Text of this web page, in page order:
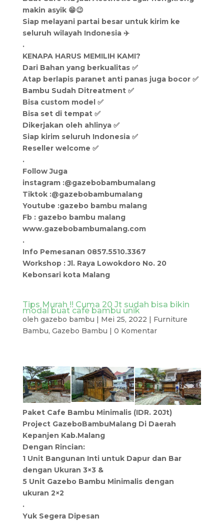
makin asyik 😁😉
Siap melayani partai besar untuk kirim ke
seluruh wilayah Indonesia ✈️
.
KENAPA HARUS MEMILIH KAMI?
Dari Bahan yang berkualitas ✅
Atap berlapis paranet anti panas juga bocor ✅
Bambu Sudah Ditreatment ✅
Bisa custom model ✅
Bisa set di tempat ✅
Dikerjakan oleh ahlinya ✅
Siap kirim seluruh Indonesia ✅
Reseller welcome ✅
.
Follow Juga
instagram :@gazebobambumalang
Tiktok :@gazebobambumalang
Youtube :gazebo bambu malang
Fb : gazebo bambu malang
www.gazebobambumalang.com
.
Info Pemesanan 0857.5510.3367
Workshop : Jl. Raya Lowokdoro No. 20
Kebonsari kota Malang
Tips Murah !! Cuma 20 Jt sudah bisa bikin
modal buat cafe bambu unik
oleh gazebo bambu | Mei 25, 2022 | Furniture
Bambu, Gazebo Bambu | 0 Komentar
Paket Cafe Bambu Minimalis (IDR. 20Jt)
Project GazeboBambuMalang Di Daerah
Kepanjen Kab.Malang
Dengan Rincian:
1 Unit Bangunan Inti untuk Dapur dan Bar
dengan Ukuran 3×3 &
5 Unit Gazebo Bambu Minimalis dengan
ukuran 2×2
.
Yuk Segera Dipesan